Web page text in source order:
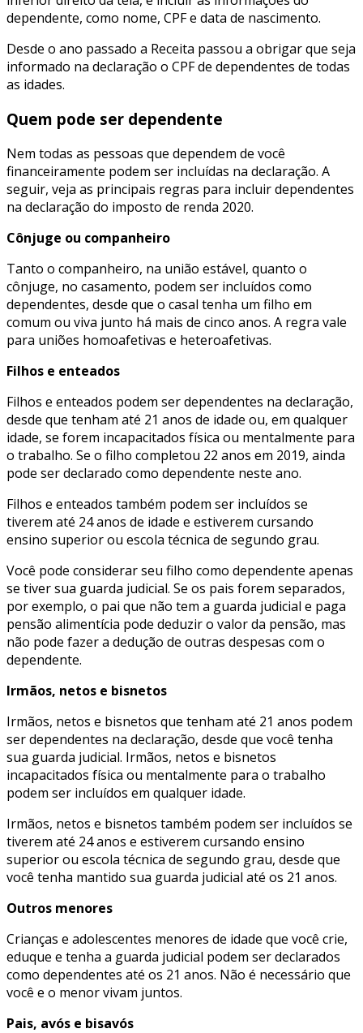
dependente, como nome, CPF e data de nascimento.
Desde o ano passado a Receita passou a obrigar que seja
informado na declaração o CPF de dependentes de todas
as idades.
Quem pode ser dependente
Nem todas as pessoas que dependem de você
financeiramente podem ser incluídas na declaração. A
seguir, veja as principais regras para incluir dependentes
na declaração do imposto de renda 2020.
Cônjuge ou companheiro
Tanto o companheiro, na união estável, quanto o
cônjuge, no casamento, podem ser incluídos como
dependentes, desde que o casal tenha um filho em
comum ou viva junto há mais de cinco anos. A regra vale
para uniões homoafetivas e heteroafetivas.
Filhos e enteados
Filhos e enteados podem ser dependentes na declaração,
desde que tenham até 21 anos de idade ou, em qualquer
idade, se forem incapacitados física ou mentalmente para
o trabalho. Se o filho completou 22 anos em 2019, ainda
pode ser declarado como dependente neste ano.
Filhos e enteados também podem ser incluídos se
tiverem até 24 anos de idade e estiverem cursando
ensino superior ou escola técnica de segundo grau.
Você pode considerar seu filho como dependente apenas
se tiver sua guarda judicial. Se os pais forem separados,
por exemplo, o pai que não tem a guarda judicial e paga
pensão alimentícia pode deduzir o valor da pensão, mas
não pode fazer a dedução de outras despesas com o
dependente.
Irmãos, netos e bisnetos
Irmãos, netos e bisnetos que tenham até 21 anos podem
ser dependentes na declaração, desde que você tenha
sua guarda judicial. Irmãos, netos e bisnetos
incapacitados física ou mentalmente para o trabalho
podem ser incluídos em qualquer idade.
Irmãos, netos e bisnetos também podem ser incluídos se
tiverem até 24 anos e estiverem cursando ensino
superior ou escola técnica de segundo grau, desde que
você tenha mantido sua guarda judicial até os 21 anos.
Outros menores
Crianças e adolescentes menores de idade que você crie,
eduque e tenha a guarda judicial podem ser declarados
como dependentes até os 21 anos. Não é necessário que
você e o menor vivam juntos.
Pais, avós e bisavós